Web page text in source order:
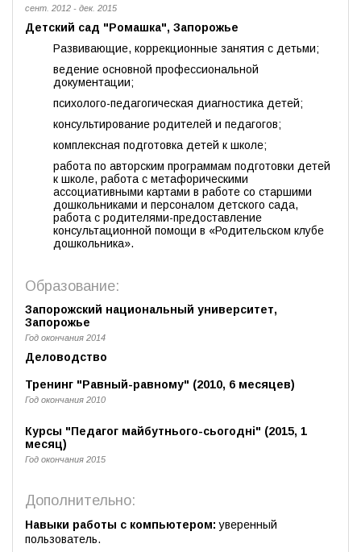
сент. 2012 - дек. 2015
Детский сад "Ромашка", Запорожье
Развивающие, коррекционные занятия с детьми;
ведение основной профессиональной
документации;
психолого-педагогическая диагностика детей;
консультирование родителей и педагогов;
комплексная подготовка детей к школе;
работа по авторским программам подготовки детей
к школе, работа с метафорическими
ассоциативными картами в работе со старшими
дошкольниками и персоналом детского сада,
работа с родителями-предоставление
консультационной помощи в «Родительском клубе
дошкольника».
Образование:
Запорожский национальный университет,
Запорожье
Год окончания 2014
Деловодство
Тренинг "Равный-равному" (2010, 6 месяцев)
Год окончания 2010
Курсы "Педагог майбутнього-сьогоднi" (2015, 1
месяц)
Год окончания 2015
Дополнительно:
Навыки работы с компьютером: уверенный
пользователь.